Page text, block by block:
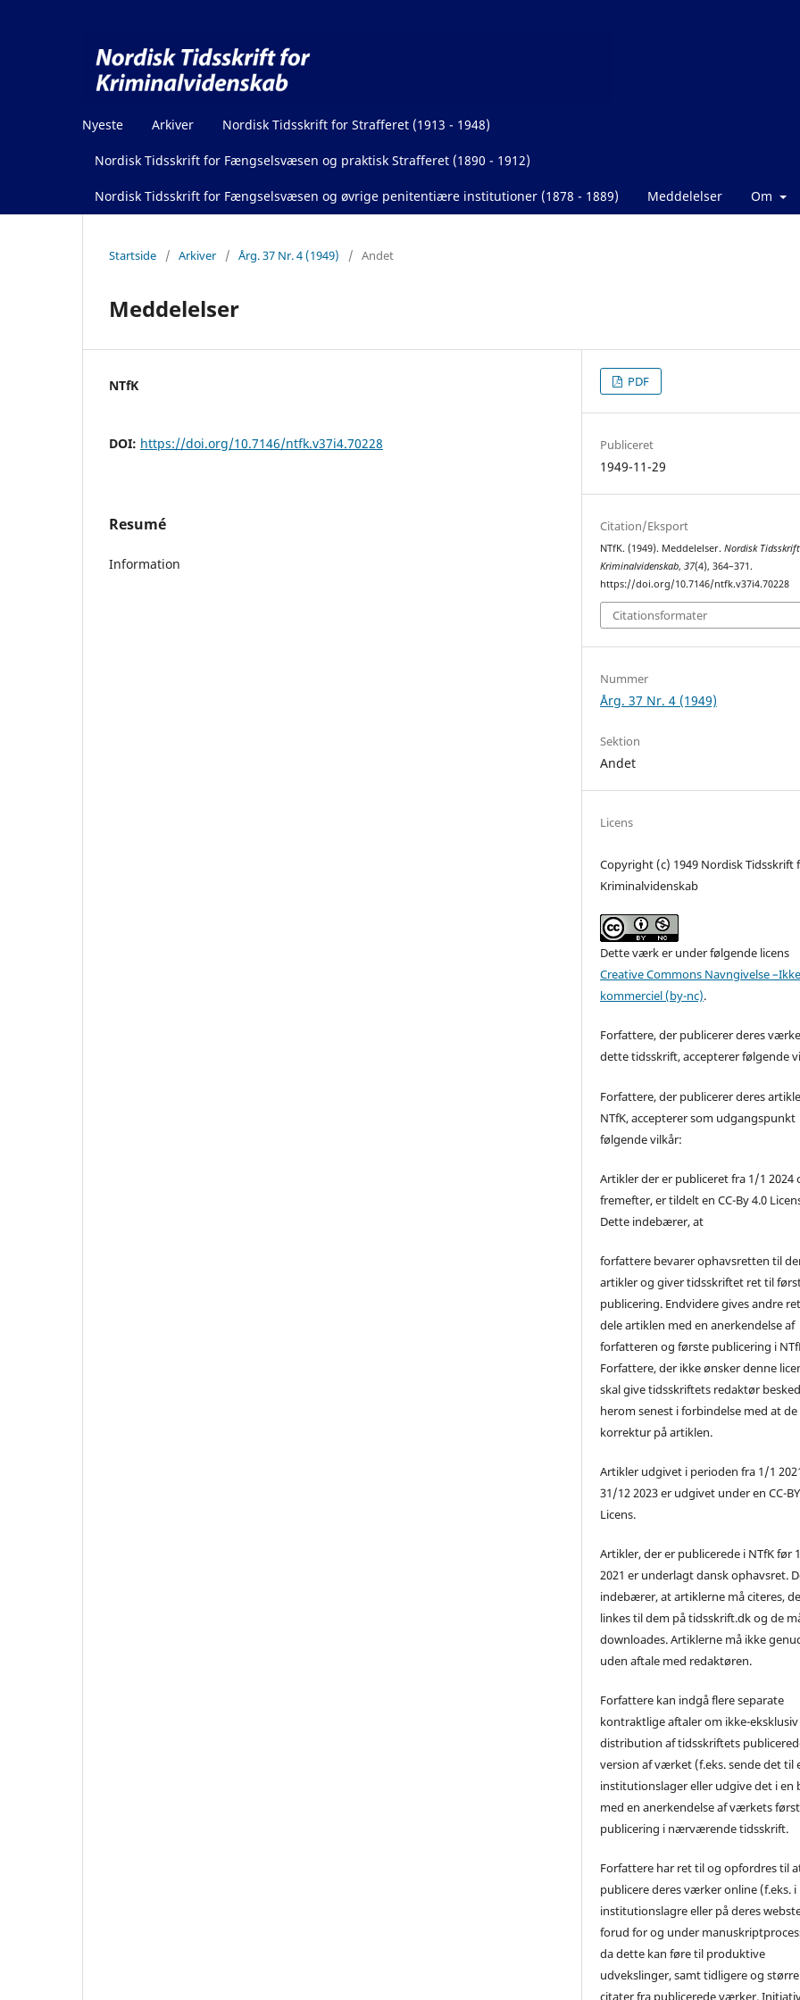
Nyeste Arkiver Nordisk Tidsskrift for Strafferet (1913 - 1948)
Nordisk Tidsskrift for Fængselsvæsen og praktisk Strafferet (1890 - 1912)
Nordisk Tidsskrift for Fængselsvæsen og øvrige penitentiære institutioner (1878 - 1889) Meddelelser Om
Startside / Arkiver / Årg. 37 Nr. 4 (1949) / Andet
Meddelelser
NTfK
DOI: https://doi.org/10.7146/ntfk.v37i4.70228
Resumé
Information
PDF
Publiceret
1949-11-29
Citation/Eksport
NTfK. (1949). Meddelelser.Nordisk
Kriminalvidenskab,37(4), 364–371.
https://doi.org/10.7146/ntfk.v37i4.70228
Citationsformater
Nummer
Årg. 37 Nr. 4 (1949)
Sektion
Andet
Licens
Copyright (c) 1949 Nordisk Tidsskrift
Kriminalvidenskab
Dette værk er under følgende licens
Creative Commons Navngivelse
kommerciel (by-nc).
Forfattere, der publicerer deres
dette tidsskrift, accepterer følgende
Forfattere, der publicerer deres
NTfK, accepterer som udgangspunkt
følgende vilkår:
Artikler der er publiceret fra 1/1 2024
fremefter, er tildelt en CC-By 4.0
Dette indebærer, at
forfattere bevarer ophavsretten til
artikler og giver tidsskriftet ret til
publicering. Endvidere gives andre
dele artiklen med en anerkendelse af
forfatteren og første publicering i
Forfattere, der ikke ønsker denne
skal give tidsskriftets redaktør besked
herom senest i forbindelse med at
korrektur på artiklen.
Artikler udgivet i perioden fra 1/1
31/12 2023 er udgivet under en CC-
Licens.
Artikler, der er publicerede i NTfK før
2021 er underlagt dansk ophavsret.
indebærer, at artiklerne må citeres,
linkes til dem på tidsskrift.dk og de
downloades. Artiklerne må ikke
uden aftale med redaktøren.
Forfattere kan indgå flere separate
kontraktlige aftaler om ikke-eksklusiv
distribution af tidsskriftets
version af værket (f.eks. sende det til
institutionslager eller udgive det i en
med en anerkendelse af værkets
publicering i nærværende tidsskrift.
Forfattere har ret til og opfordres til
publicere deres værker online (f.eks. i
institutionslagre eller på deres
forud for og under
da dette kan føre til produktive
udvekslinger, samt tidligere og større
citater fra publicerede værker.